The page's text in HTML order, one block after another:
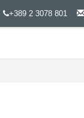
+389 2 3078 801